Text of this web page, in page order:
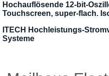
Hochauflösende 12-bit-
Touchscreen, super-flach.
ITECH Hochleistungs-
Systeme